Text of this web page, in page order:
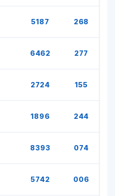
5187 268
6462 277
2724 155
1896 244
8393 074
5742 006